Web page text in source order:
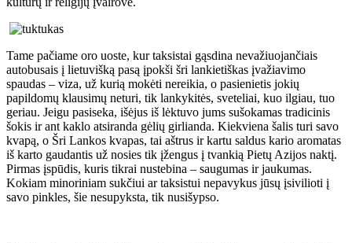
Tame pačiame oro uoste, kur taksistai gąsdina nevažiuojančiais
autobusais į lietuvišką pasą įpokši šri lankietiškas įvažiavimo
spaudas – viza, už kurią mokėti nereikia, o pasienietis jokių
papildomų klausimų neturi, tik lankykitės, sveteliai, kuo ilgiau, tuo
geriau. Jeigu pasiseka, išėjus iš lėktuvo jums sušokamas tradicinis
šokis ir ant kaklo atsiranda gėlių girlianda. Kiekviena šalis turi savo
kvapą, o Šri Lankos kvapas, tai aštrus ir kartu saldus kario aromatas
iš karto gaudantis už nosies tik įžengus į tvankią Pietų Azijos naktį.
Pirmas įspūdis, kuris tikrai nustebina – saugumas ir jaukumas.
Kokiam minoriniam sukčiui ar taksistui nepavykus jūsų įsivilioti į
savo pinkles, šie nesupyksta, tik nusišypso.